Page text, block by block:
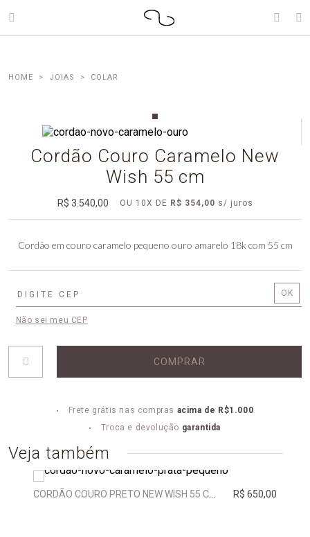
JOIAS COLAR
Cordão Couro Caramelo New
Wish 55 cm
R$ 3.540,00 OU 10X DE R$ 354,00
Cordão em couro caramelo pequeno ouro amarelo 18k com 55 cm
Não sei meu CEP
COMPRAR
Frete grátis nas compras acima de R$1.000
Troca e devolução garantida
Veja também
R$ 650,00